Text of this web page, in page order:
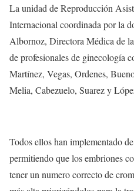
La unidad de Reproducción
Internacional coordinada por la
Albornoz, Directora Médica de
de profesionales de ginecología
Martínez, Vegas, Ordenes,
Melia, Cabezuelo, Suarez y
Todos ellos han implementado
permitiendo que los embriones
tener un numero correcto de